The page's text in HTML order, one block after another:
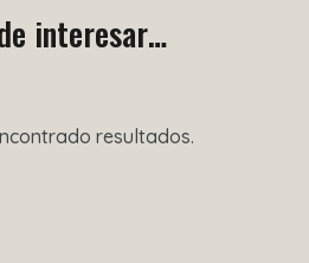
interesar…
resultados.